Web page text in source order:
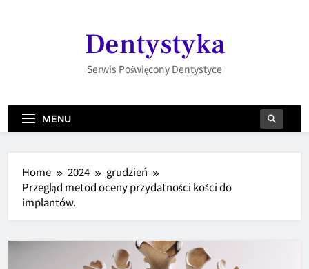
Dentystyka
Serwis Poświęcony Dentystyce
MENU
Home 2024
grudzień
Przegląd metod oceny przydatności kości do
implantów.